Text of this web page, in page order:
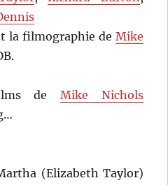
la filmographie de Mike
de Mike Nichols
(Elizabeth Taylor)